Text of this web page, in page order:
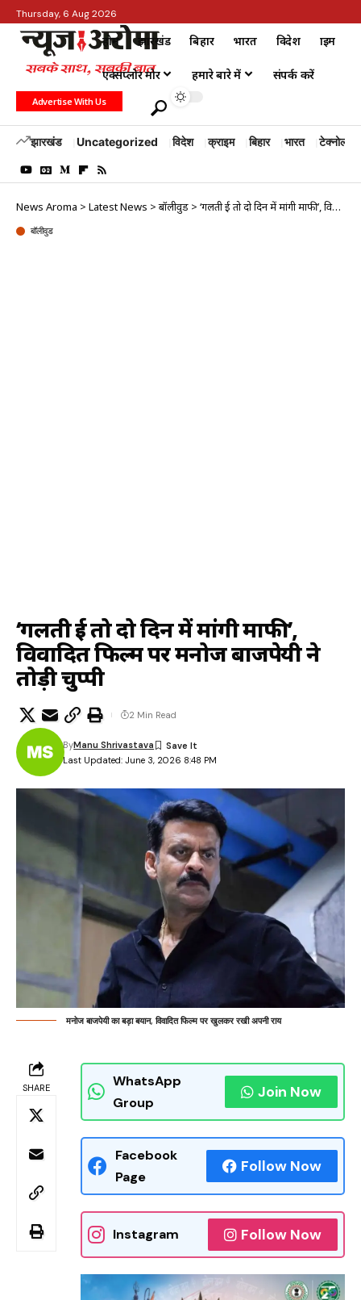
Thursday, 6 Aug 2026
होम झारखंड बिहार भारत विदेश क्राइम
एक्सप्लोर मोर हमारे बारे में संपर्क करें
Advertise With Us
झारखंड Uncategorized विदेश क्राइम बिहार भारत टेक्नोलॉजी
News Aroma > Latest News >बॉलीवुड > ‘गलती हुई तो दो दिन में मांगी माफी’, विवादित फिल्म पर मनोज बाजपेयी ने तोड़ी चुप्पी
बॉलीवुड
‘गलती हुई तो दो दिन में मांगी माफी’,
विवादित फिल्म पर मनोज बाजपेयी ने
तोड़ी चुप्पी
Last Updated: June 3, 2026 8:48 PM
ByManu Shrivastava
2 Min Read
मनोज बाजपेयी का बड़ा बयान, विवादित फिल्म पर खुलकर रखी अपनी राय
SHARE
WhatsApp
Group
Join Now
Facebook
Page
Follow Now
Instagram Follow Now